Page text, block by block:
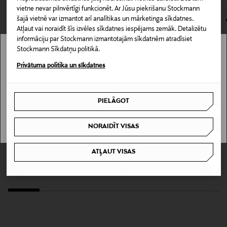
vietne nevar pilnvērtīgi funkcionēt. Ar Jūsu piekrišanu Stockmann
šajā vietnē var izmantot arī analītikas un mārketinga sīkdatnes.
Atļaut vai noraidīt šīs izvēles sīkdatnes iespējams zemāk. Detalizētu
informāciju par Stockmann izmantotajām sīkdatnēm atradīsiet
Stockmann Sīkdatņu politikā.
Privātuma politika un sīkdatnes
PIELĀGOT
NORAIDĪT VISAS
ATĻAUT VISAS
Sākuma notis: bergamote, citrons, neroli, samtenes,
priede. Sirds notis: vijolīte, jasmīns, ciklamena. Bāzes
notis: dzintars, muskuss, vetivērija, ciedru koksne.
139068421
Iepakojuma izmērs
30 ml
Visiem ādas tipiem
Kategorija
NOCOL
kas tiek atdoti atpakaļ, ir jābūt to sākotnējā neatvērtajā
iepakojumā.
PREČU ATGRIEŠANAS POLITIKA
Original Price
40,00 €
Bal D'Afrique Lait Pour Le Corps
Stockmann nav pieejams tavā valstī.
I UNDERSTAND